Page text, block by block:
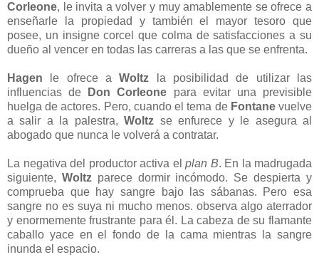
Corleone, le invita a volver y muy amablemente se ofrece a
enseñarle la propiedad y también el mayor tesoro que
posee, un insigne corcel que colma de satisfacciones a su
dueño al vencer en todas las carreras a las que se enfrenta.
Hagen le ofrece aWoltz la posibilidad de utilizar las
influencias de
Don Corleone para evitar una previsible
huelga de actores. Pero, cuando el tema de Fontanevuelve
a salir a la palestra,Woltz se enfurece y le asegura al
abogado que nunca le volverá a contratar.
La negativa del productor activa el plan B. En la madrugada
siguiente, Woltzparece dormir incómodo. Se despierta y
comprueba que hay sangre bajo las sábanas. Pero esa
sangre no es suya ni mucho menos. observa algo aterrador
y enormemente frustrante para él. La cabeza de su flamante
caballo yace en el fondo de la cama mientras la sangre
inunda el espacio.